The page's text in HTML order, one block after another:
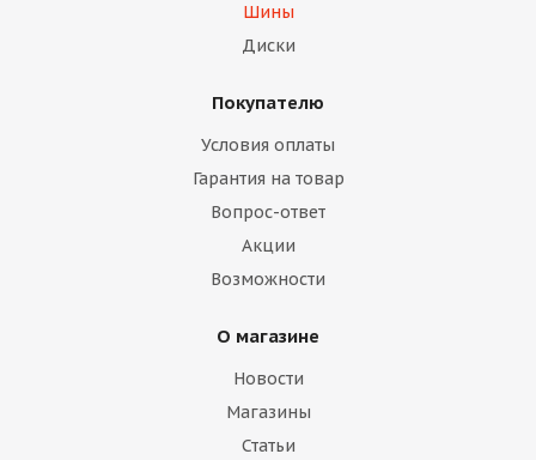
Шины
Диски
Покупателю
Условия оплаты
Гарантия на товар
Вопрос-ответ
Акции
Возможности
О магазине
Новости
Магазины
Статьи